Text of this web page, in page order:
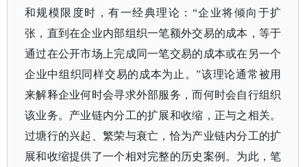
和规模限度时，有一经典理论：“企业将倾向于扩
张，直到在企业内部组织一笔额外交易的成本，等于
通过在公开市场上完成同一笔交易的成本或在另一个
企业中组织同样交易的成本为止。”该理论通常被用
来解释企业何时会寻求外部服务，而何时会自行组织
该业务。产业链内分工的扩展和收缩，正与之相关。
过塘行的兴起、繁荣与衰亡，恰为产业链内分工的扩
展和收缩提供了一个相对完整的历史案例。为此，笔